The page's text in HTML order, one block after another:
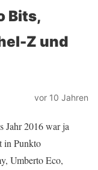
Bits,
Z und
vor 10 Jahren
Jahr 2016 war ja
in Punkto
Umberto Eco,